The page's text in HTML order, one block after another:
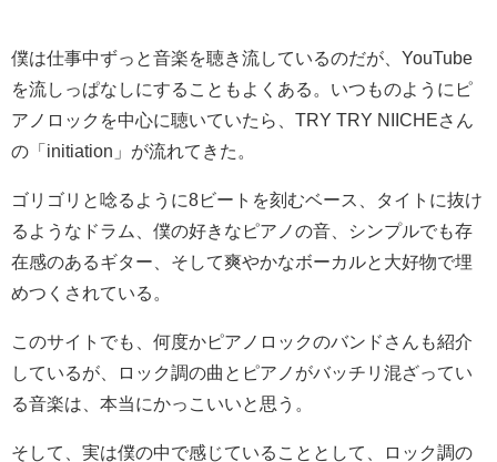
僕は仕事中ずっと音楽を聴き流しているのだが、YouTube
を流しっぱなしにすることもよくある。いつものようにピ
アノロックを中心に聴いていたら、TRY TRY NIICHEさん
の「initiation」が流れてきた。
ゴリゴリと唸るように8ビートを刻むベース、タイトに抜け
るようなドラム、僕の好きなピアノの音、シンプルでも存
在感のあるギター、そして爽やかなボーカルと大好物で埋
めつくされている。
このサイトでも、何度かピアノロックのバンドさんも紹介
しているが、ロック調の曲とピアノがバッチリ混ざってい
る音楽は、本当にかっこいいと思う。
そして、実は僕の中で感じていることとして、ロック調の